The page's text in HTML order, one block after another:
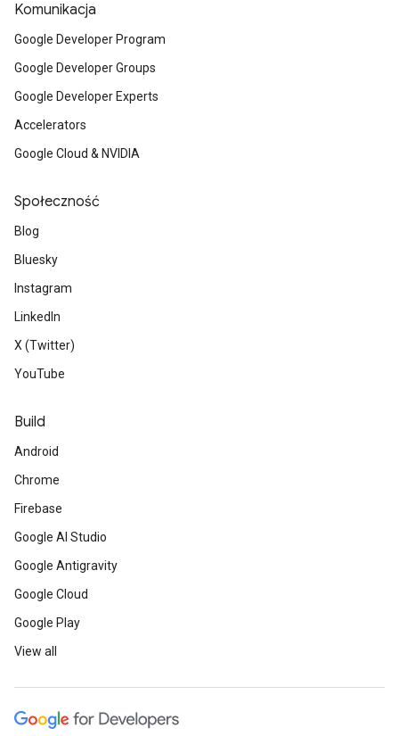
Komunikacja
Google Developer Program
Google Developer Groups
Google Developer Experts
Accelerators
Google Cloud & NVIDIA
Społeczność
Blog
Bluesky
Instagram
LinkedIn
X (Twitter)
YouTube
Build
Android
Chrome
Firebase
Google AI Studio
Google Antigravity
Google Cloud
Google Play
View all